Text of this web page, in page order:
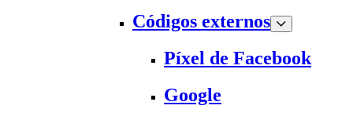
Códigos externos
Píxel de Facebook
Google